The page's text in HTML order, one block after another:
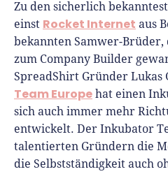
Zu den sicherlich
einst Rocket Internet aus
bekannten Samwer-
zum Company Builder
SpreadShirt Gründer Lukas
Team Europe hat einen
sich auch immer mehr
entwickelt. Der Inkubator
talentierten Gründern die
die Selbstständigkeit auch